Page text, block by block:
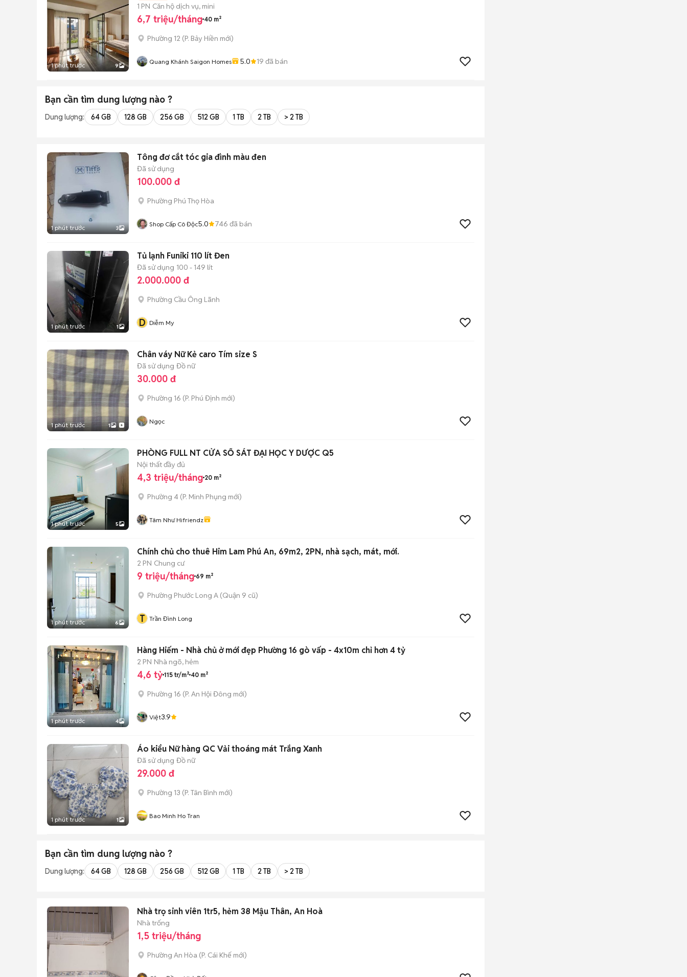
1 phút trước 9
1 PN Căn hộ dịch vụ, mini
6,7 triệu/tháng 40 m²
Phường 12 (P. Bảy Hiền mới)
Quang Khánh Saigon Homes 5.0 19 đã bán
Bạn cần tìm dung lượng nào ?
Dung lượng: 64 GB 128 GB 256 GB 512 GB 1 TB 2 TB > 2 TB
1 phút trước 3
Tông đơ cắt tóc gia đình màu đen
Đã sử dụng
100.000 đ
Phường Phú Thọ Hòa
Shop Cấp Cô Độc5.0 746 đã bán
1 phút trước 1
Tủ lạnh Funiki 110 lít Đen
Đã sử dụng 100 - 149 lít
2.000.000 đ
Phường Cầu Ông Lãnh
D Diễm My
1 phút trước 1
Chân váy Nữ Kẻ caro Tím size S
Đã sử dụng Đồ nữ
30.000 đ
Phường 16 (P. Phú Định mới)
Ngọc
1 phút trước 5
PHÒNG FULL NT CỬA SỔ SÁT ĐẠI HỌC Y DƯỢC Q5
Nội thất đầy đủ
4,3 triệu/tháng 20 m²
Phường 4 (P. Minh Phụng mới)
Tâm Như Hifriendz
1 phút trước 6
Chính chủ cho thuê Him Lam Phú An, 69m2, 2PN, nhà sạch, mát, mới.
2 PN Chung cư
9 triệu/tháng 69 m²
Phường Phước Long A (Quận 9 cũ)
T Trần Đình Long
1 phút trước 4
Hàng Hiếm - Nhà chủ ở mới đẹp Phường 16 gò vấp - 4x10m chỉ hơn 4 tỷ
2 PN Nhà ngõ, hẻm
4,6 tỷ 115 tr/m² 40 m²
Phường 16 (P. An Hội Đông mới)
Việt3.9
1 phút trước 1
Áo kiểu Nữ hàng QC Vải thoáng mát Trắng Xanh
Đã sử dụng Đồ nữ
29.000 đ
Phường 13 (P. Tân Bình mới)
Bao Minh Ho Tran
Bạn cần tìm dung lượng nào ?
Dung lượng: 64 GB 128 GB 256 GB 512 GB 1 TB 2 TB > 2 TB
Nhà trọ sinh viên 1tr5, hẻm 38 Mậu Thân, An Hoà
Nhà trống
1,5 triệu/tháng
Phường An Hòa (P. Cái Khế mới)